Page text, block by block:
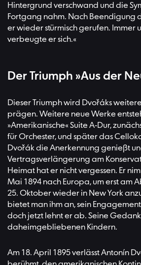
Hintergrund verschwand und die
Fortgang nahm. Nach Beendigung
er wieder stürmisch gerufen. Immer
verbeugte er sich.«
Der Triumph »Aus der
Dieser Triumph wird Dvořáks
prägen. Weitere neue Werke
»Amerikanische« Suite A-Dur,
für Orchester, und später das
Dvořák die Anerkennung genießt
Vertragsverlängerung am
Heimat hat er nicht vergessen. Er
Mai 1894 nach Europa, um erst am
25. Oktober wieder in New York
bietet man ihm an, sein
doch jetzt lehnt er ab. Seine
daheimgebliebenen Kindern.
Am 18. April 1895 verlässt Antonín